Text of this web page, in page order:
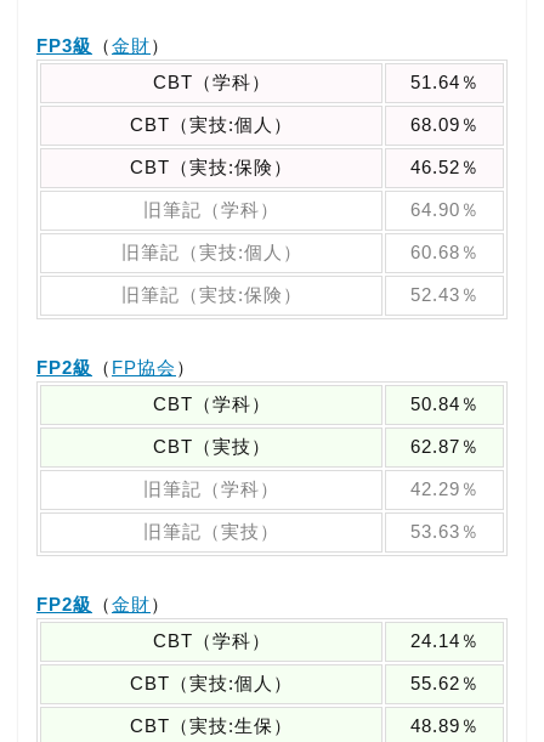
FP3級 （金財）
CBT（学科）
51.64％
CBT（実技:個人） 68.09％
CBT（実技:保険） 46.52％
旧筆記（学科） 64.90％
旧筆記（実技:個人） 60.68％
旧筆記（実技:保険） 52.43％
FP2級 （ FP協会 ）
CBT（学科）
50.84％
CBT（実技） 62.87％
旧筆記（学科） 42.29％
旧筆記（実技） 53.63％
FP2級 （金財）
CBT（学科）
24.14％
CBT（実技:個人） 55.62％
CBT（実技:生保） 48.89％